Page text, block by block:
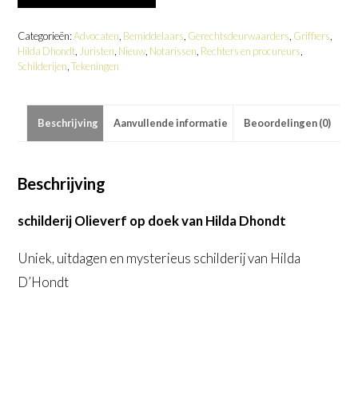
-
sluwe
rechter
aantal
Categorieën:Advocaten Bemiddelaars Gerechtsdeurwaarders Griffiers
Hilda Dhondt, Juristen Nieuw, Notarissen Rechters en procureurs
Schilderijen Tekeningen
Beschrijving Aanvullende informatie Beoordelingen (0)
Beschrijving
schilderij Olieverf op doek van Hilda Dhondt
Uniek, uitdagen en mysterieus schilderij van Hilda
D’Hondt